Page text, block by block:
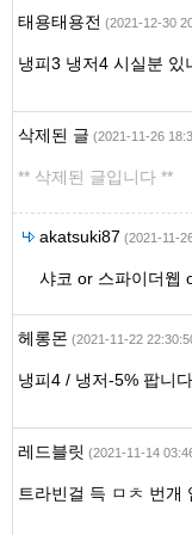
태용태용전 (2021-12-30
냉피3 냉저4 시실분 있
삭제된 글 (2021-11-26
** 삭제된 글입니다 **
akatsuki87 (2021-11-
샤코 or 스파이더웹
헤롱몬 (2021-11-22
냉피4 / 냉저-5% 팝니다.
레드블릿 (2021-11-14
트라빈걸 득 ㅁㅊ 번개